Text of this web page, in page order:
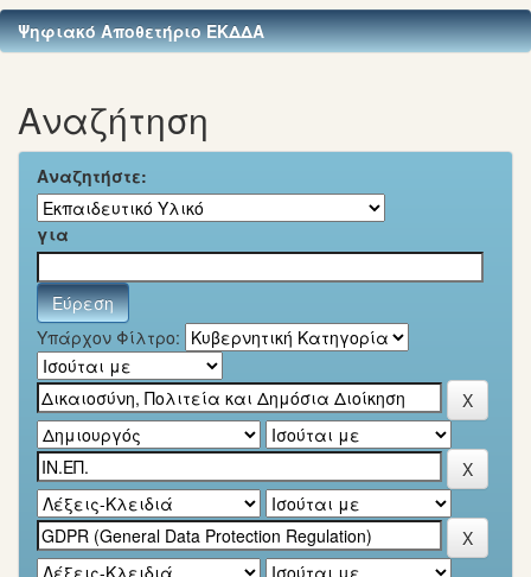
Ψηφιακό Αποθετήριο ΕΚΔΔΑ
Αναζήτηση
Αναζητήστε:
για
Υπάρχον Φίλτρο: